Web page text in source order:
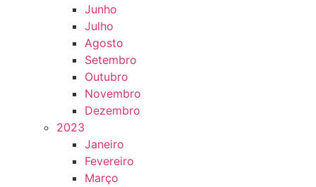
Junho
Julho
Agosto
Setembro
Outubro
Novembro
Dezembro
2023
Janeiro
Fevereiro
Março